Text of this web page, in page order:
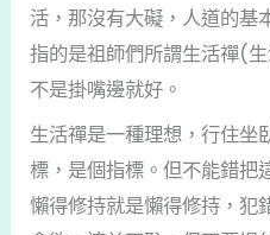
活，那沒有大礙，人道的基
指的是祖師們所謂生活禪(
不是掛嘴邊就好。
生活禪是一種理想，行住坐
標，是個指標。但不能錯把
懶得修持就是懶得修持，犯